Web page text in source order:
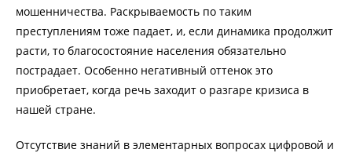
мошенничества. Раскрываемость по таким
преступлениям тоже падает, и, если динамика продолжит
расти, то благосостояние населения обязательно
пострадает. Особенно негативный оттенок это
приобретает, когда речь заходит о разгаре кризиса в
нашей стране.
Отсутствие знаний в элементарных вопросах цифровой и